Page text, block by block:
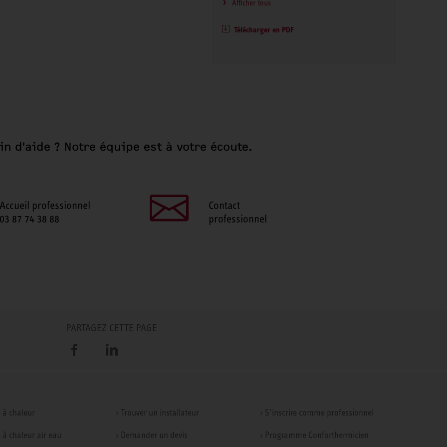
Afficher tous
Télécharger en PDF
d'aide ? Notre équipe est à votre écoute.
professionnel
87 74 38 88
Contact
professionnel
PARTAGEZ CETTE PAGE
Facebook LinkedIn
à chaleur
à chaleur air eau
› Trouver un installateur
› Demander un devis
› S’inscrire comme professionnel
› Programme Conforthermicien